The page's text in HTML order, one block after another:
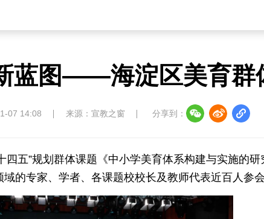
蓝图——海淀区美育群
07 14:08 来源：宣教之窗 分享到：
四五”规划群体课题《中小学美育体系构建与实施的研
的专家、学者、各课题校校长及教师代表近百人参会